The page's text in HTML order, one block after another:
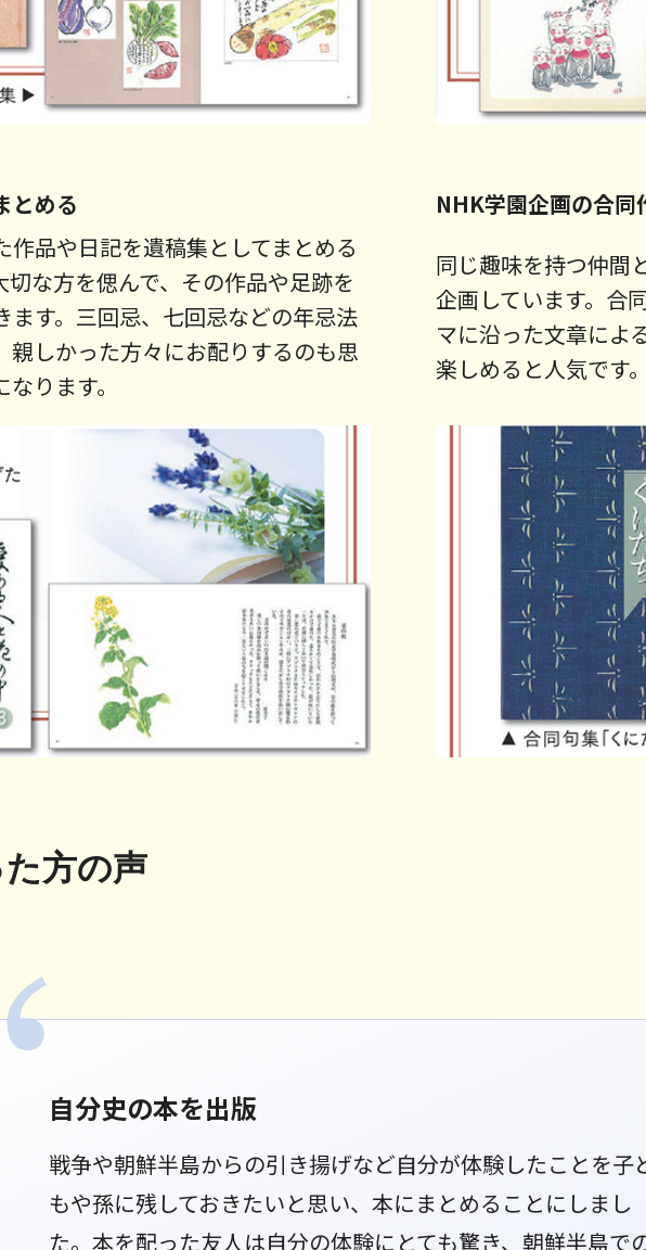
とめる
作品や日記を遺稿集としてまとめる
な方を偲んで、その作品や足跡を
ます。三回忌、七回忌などの年忌法
親しかった方々にお配りするのも思
ります。
NHK学園企画の合同
同じ趣味を持つ仲間
企画しています。合
マに沿った文章によ
楽しめると人気です
方の声
自分史の本を出版
戦争や朝鮮半島からの引き揚げなど自分が体験したことを子
もや孫に残しておきたいと思い、本にまとめることにしまし
た。本を配った友人は自分の体験にとても驚き、朝鮮半島で